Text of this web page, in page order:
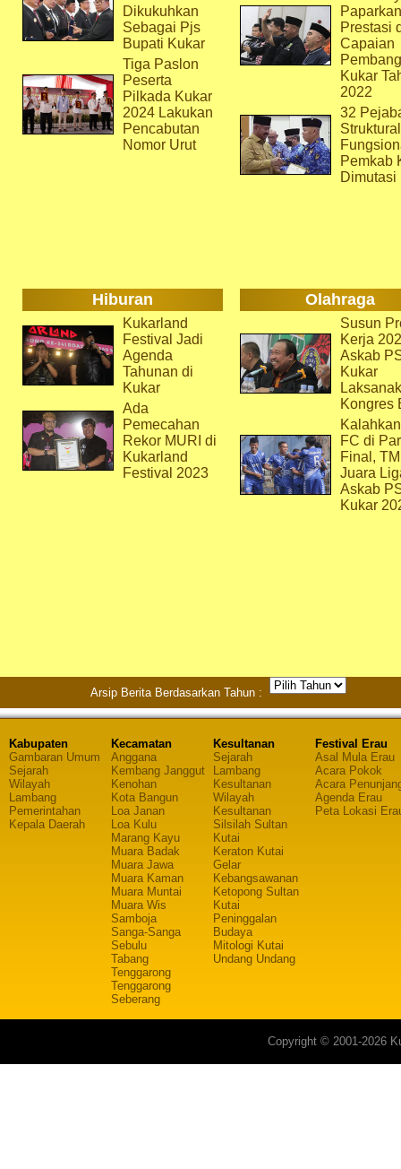
Dikukuhkan
Sebagai Pjs
Bupati Kukar
Tiga Paslon
Peserta
Pilkada Kukar
2024 Lakukan
Pencabutan
Nomor Urut
Paparkan
Prestasi
Capaian
Kukar
2022
32
Pemkab
Dimutasi
Hiburan Olahraga
Kukarland
Festival Jadi
Agenda
Tahunan di
Kukar
Ada
Pemecahan
Rekor MURI di
Kukarland
Festival 2023
Susun
Kerja
Askab
Kukar
Kongres
FC di
Final,
Juara
Askab
Kukar
Arsip Berita Berdasarkan Tahun :
Kabupaten
Gambaran Umum
Sejarah
Wilayah
Lambang
Pemerintahan
Kepala Daerah
Kecamatan
Anggana
Kembang Janggut
Kenohan
Kota Bangun
Loa Janan
Loa Kulu
Marang Kayu
Muara Badak
Muara Jawa
Muara Kaman
Muara Muntai
Muara Wis
Samboja
Sanga-Sanga
Sebulu
Tabang
Tenggarong
Tenggarong
Seberang
Kesultanan
Sejarah
Lambang
Kesultanan
Wilayah
Kesultanan
Silsilah Sultan
Kutai
Keraton Kutai
Gelar
Kebangsawanan
Ketopong Sultan
Kutai
Peninggalan
Budaya
Mitologi Kutai
Undang Undang
Festival Erau
Asal Mula Erau
Acara Pokok
Acara
Agenda Erau
Peta Lokasi
Copyright © 2001-2026